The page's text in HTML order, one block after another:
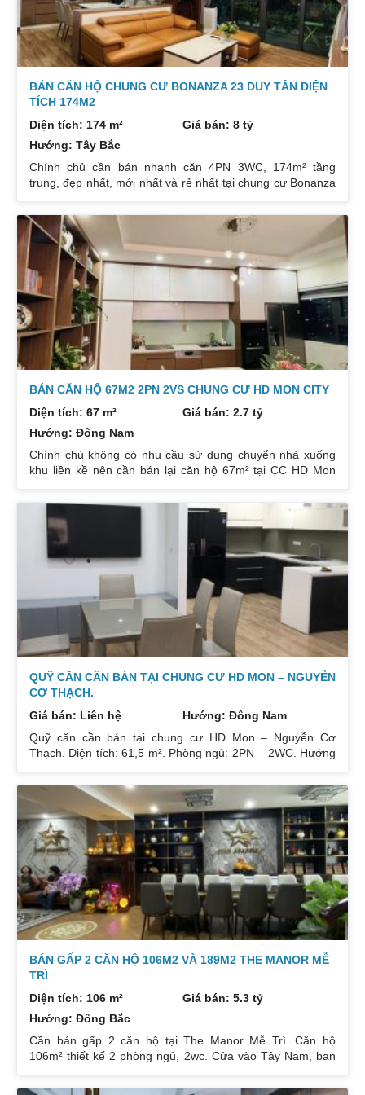
BÁN CĂN HỘ CHUNG CƯ BONANZA 23 DUY TÂN DIỆN
TÍCH 174M2
Diện tích: 174 m²
Giá bán: 8 tỷ
Hướng: Tây Bắc
Chính chủ cần bán nhanh căn 4PN 3WC, 174m² tầng
trung, đẹp nhất, mới nhất và rẻ nhất tại chung cư Bonanza
nên cần bán lại để đầu tư cái khác, cụ thể như sau:
Hướng: TB, ban công Đông Nam. Thiết kế: 4 ngủ 3WC DT:
174m². Nội thất đẹp thiết kế sang trọng trẻ trung. Phòng
khách, bếp, thiết bị vệ sinh tất cả đều mới và sử dụng tốt.
Nhà đã có sổ pháp
BÁN CĂN HỘ 67M2 2PN 2VS CHUNG CƯ HD MON CITY
Diện tích: 67 m²
Giá bán: 2.7 tỷ
Hướng: Đông Nam
Chính chủ không có nhu cầu sử dụng chuyển nhà xuống
khu liền kề nên cần bán lại căn hộ 67m² tại CC HD Mon
công hướng Đông Nam căn góc nhiều mặt thoáng và có
ban công nhỏ phòng ngủ chính. Đồ nội thất cao cấp bán
để lại toàn bộ nội thất cao cấp theo phong cách Châu Âu.
Sổ đỏ chính chủ xem nhà 24/24. Liên hệ xem nhà:
0832133366
QUỸ CĂN CẦN BÁN TẠI CHUNG CƯ HD MON – NGUYỄN
CƠ THẠCH.
Giá bán: Liên hệ
Hướng: Đông Nam
Quỹ căn cần bán tại chung cư HD Mon – Nguyễn Cơ
Thạch. Diện tích: 61,5 m². Phòng ngủ: 2PN – 2WC. Hướng
Giá: 3 tỷ. Diện tích: 67 m². Phòng ngủ: 2PN 2WC. Hướng
ban công: Đông Nam. Nội thất: Nhà full đồ đẹp, Có sổ. Giá:
3 tỷ 250. Diện tích: 86 m². Phòng ngủ: 2PN 2WC. Hướng
ban công: Tây tứ trạch. Nội thất: Nhà full đồ. Có sổ. Giá: 4
tỷ.
BÁN GẤP 2 CĂN HỘ 106M2 VÀ 189M2 THE MANOR MỄ
TRÌ
Diện tích: 106 m²
Giá bán: 5.3 tỷ
Hướng: Đông Bắc
Cần bán gấp 2 căn hộ tại The Manor Mễ Trì. Căn hộ
106m² thiết kế 2 phòng ngủ, 2wc. Cửa vào Tây Nam, ban
189m² thiết kế 3 phòng ngủ, 2wc, 2 gác xép. Nhà đang ở.